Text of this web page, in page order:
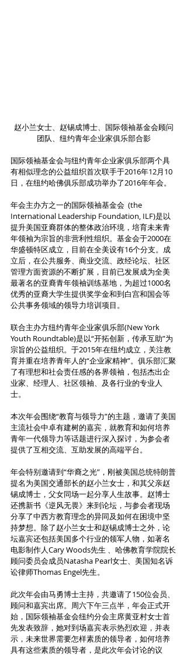
赵小兰女士、赵锡成博士、国际领袖基金会顾问
团队、纽约青年企业家俱乐部合影
国际领袖基金会与纽约青年企业家俱乐部两个具
有相似理念的公益组织首次联手于2016年12月10
日，在纽约哈佛俱乐部成功举办了2016年年会。
年会主办方之一的国际领袖基金会  (the
International Leadership Foundation, ILF)是以
提升美国亚裔群体的整体政治环境，培育未来青
年领袖为宗旨的非营利性组织。基金会于2000在
华盛顿特区成立，目前在全美设有16个分支。成
立后，在公共服务、商业交流、政经论坛、社区
管理方面资源的不断扩展，目前已发展成为全美
最著名的亚裔青年领袖训练基地，为超过1000名
优秀的亚裔大学生提供奖学金和到白宫和国会等
公共事务领域的领导力培训项目。
联合主办方纽约青年企业家俱乐部(New York
Youth Roundtable)是以“开拓创新，传承互助”为
宗旨的公益组织。于2015年在纽约成立，关注教
育并重在培养青年人的“企业家精神”。俱乐部汇聚
了有理想和社会责任感的各界领袖，包括杰出企
业家、经理人、社区领袖、及各行业的专业人
士。
本次年会围绕“教育与领导力”的主题，邀请了美国
主流社会中卓有建树的嘉宾，就教育和如何培养
青年一代领导力等话题进行深入探讨，为参会者
提供了互相交流、互助发展的高端平台。
年会特别邀请到“华裔之光”，刚被美国总统特朗普
提名为美国交通部长的赵小兰女士，和其父亲赵
锡成博士，父女同场一起分享人生故事。赵博士
还携新书《逆风无畏》来到论坛，与参会者现场
分享了中西方教育理念的异同及如何在困境中坚
持梦想。除了赵小兰女士和赵锡成博士之外，论
坛嘉宾还包括美国多个行业的领军人物，如著名
电影制作人Cary Woods先生 、哈佛教育学院院长
顾问委员会成员Natasha Pearl女士、美国知名诉
讼律师Thomas Engel先生。
此次年会由马勇博士主持，共邀请了150位会员、
顾问和嘉宾出席。周六下午三点半，年会正式开
始，国际领袖基金会纽约分会主席黄亚村女士首
先发表致辞，她对到场嘉宾表示热烈欢迎，并表
示，未来世界需要怎样素质的领导者，如何培养
具有这些素质的领导者，是此次年会讨论的议